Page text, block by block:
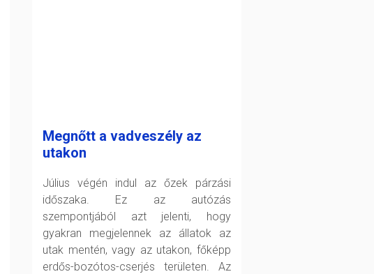
Megnőtt a vadveszély az
utakon
Július végén indul az őzek párzási
időszaka. Ez az autózás
szempontjából azt jelenti, hogy
gyakran megjelennek az állatok az
utak mentén, vagy az utakon, főképp
erdős-bozótos-cserjés területen. Az